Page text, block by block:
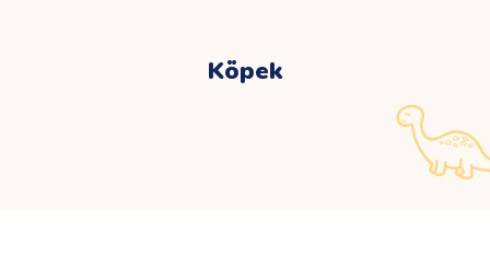
Köpek